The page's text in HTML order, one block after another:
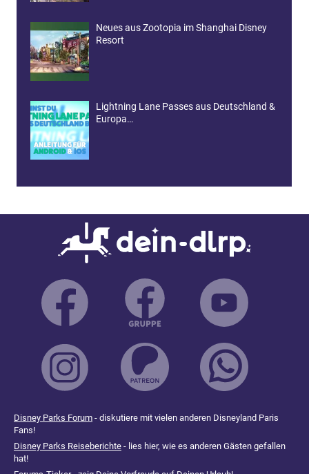
Neues aus Zootopia im Shanghai Disney
Resort
Lightning Lane Passes aus Deutschland &
Europa…
Disney Parks Forum - diskutiere mit vielen anderen Disneyland Paris
Fans!
Disney Parks Reiseberichte - lies hier, wie es anderen Gästen gefallen
hat!